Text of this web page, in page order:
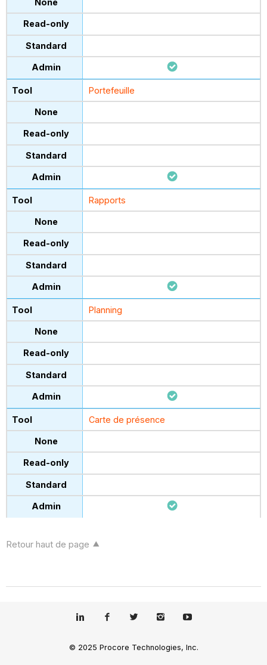
Portefeuille
Rapports
Planning
Carte de présence
Retour haut de page
© 2025 Procore Technologies, Inc.